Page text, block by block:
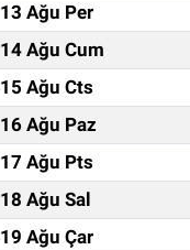
13 Ağu Per
14 Ağu Cum
15 Ağu Cts
16 Ağu Paz
17 Ağu Pts
18 Ağu Sal
19 Ağu Çar